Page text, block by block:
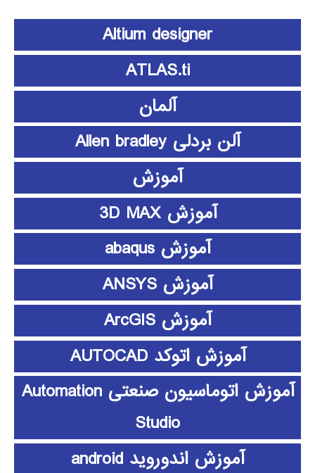
Altium designer
ATLAS.ti
آلمان
آلن بردلی Allen bradley
آموزش
آموزش 3D MAX
آموزش abaqus
آموزش ANSYS
آموزش ArcGIS
آموزش اتوکد AUTOCAD
آموزش اتوماسیون صنعتی Automation
Studio
آموزش اندوروید android